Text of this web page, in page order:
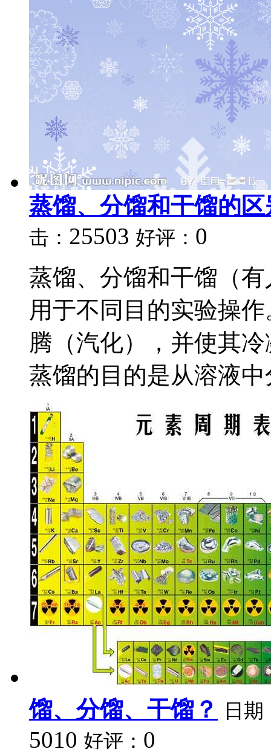
蒸馏、分馏和干馏的区
击： 25503 好评： 0
蒸馏、分馏和干馏（
用于不同目的实验操
腾（汽化），并使其
蒸馏的目的是从溶液
馏、分馏、干馏？ 日期
5010 好评： 0